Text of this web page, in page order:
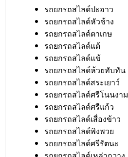
รถยกรถสไลด์ปะอาว
รถยกรถสไลด์หัวช้าง
รถยกรถสไลด์ตาเกษ
รถยกรถสไลด์แต้
รถยกรถสไลด์แข้
รถยกรถสไลด์ห้วยทับทัน
รถยกรถสไลด์สระเยาว์
รถยกรถสไลด์ศรีโนนงาม
รถยกรถสไลด์ศรีแก้ว
รถยกรถสไลด์เสื่องข้าว
รถยกรถสไลด์พิงพวย
รถยกรถสไลด์ศรีรัตนะ